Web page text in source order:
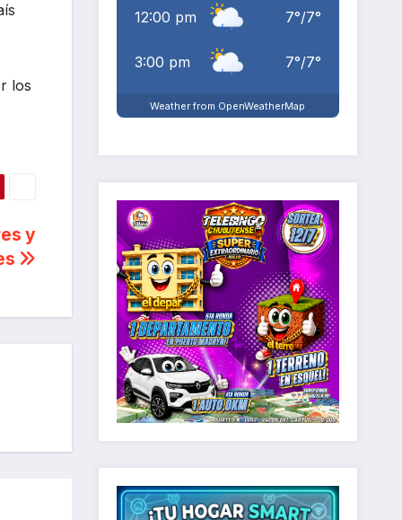
los
y
12:00 pm 7°/7°
3:00 pm 7°/7°
Weather from OpenWeatherMap